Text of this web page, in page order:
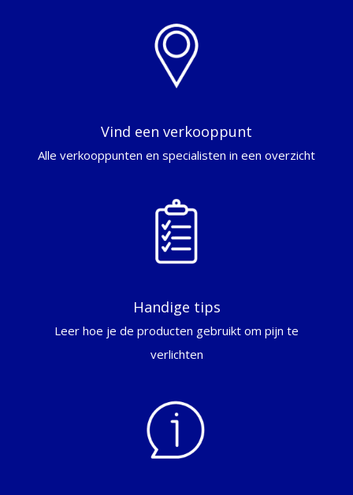
Vind een verkooppunt
Alle verkooppunten en specialisten in een overzicht
Handige tips
Leer hoe je de producten gebruikt om pijn te
verlichten